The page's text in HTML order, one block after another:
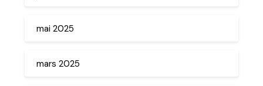
mai 2025
mars 2025